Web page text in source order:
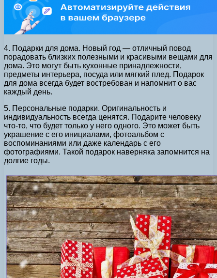
4. Подарки для дома. Новый год — отличный повод
порадовать близких полезными и красивыми вещами для
дома. Это могут быть кухонные принадлежности,
предметы интерьера, посуда или мягкий плед. Подарок
для дома всегда будет востребован и напомнит о вас
каждый день.
5. Персональные подарки. Оригинальность и
индивидуальность всегда ценятся. Подарите человеку
что-то, что будет только у него одного. Это может быть
украшение с его инициалами, фотоальбом с
воспоминаниями или даже календарь с его
фотографиями. Такой подарок наверняка запомнится на
долгие годы.